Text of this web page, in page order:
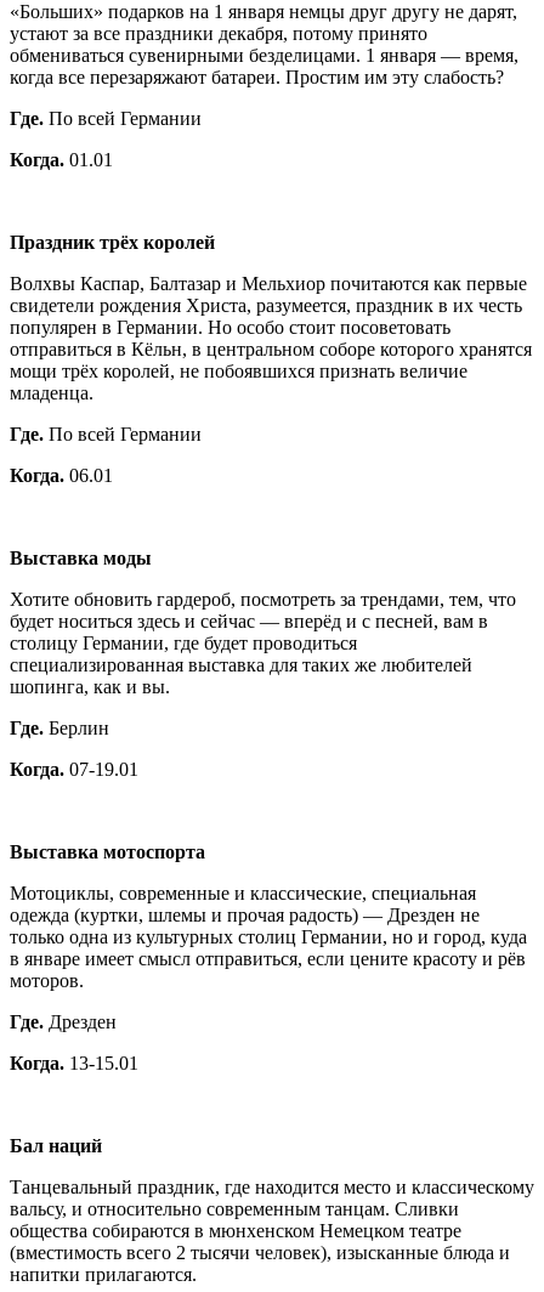
«Больших» подарков на 1 января немцы друг другу не дарят,
устают за все праздники декабря, потому принято
обмениваться сувенирными безделицами. 1 января — время,
когда все перезаряжают батареи. Простим им эту слабость?
Где. По всей Германии
Когда. 01.01
Праздник трёх королей
Волхвы Каспар, Балтазар и Мельхиор почитаются как первые
свидетели рождения Христа, разумеется, праздник в их честь
популярен в Германии. Но особо стоит посоветовать
отправиться в Кёльн, в центральном соборе которого хранятся
мощи трёх королей, не побоявшихся признать величие
младенца.
Где. По всей Германии
Когда. 06.01
Выставка моды
Хотите обновить гардероб, посмотреть за трендами, тем, что
будет носиться здесь и сейчас — вперёд и с песней, вам в
столицу Германии, где будет проводиться
специализированная выставка для таких же любителей
шопинга, как и вы.
Где. Берлин
Когда. 07-19.01
Выставка мотоспорта
Мотоциклы, современные и классические, специальная
одежда (куртки, шлемы и прочая радость) — Дрезден не
только одна из культурных столиц Германии, но и город, куда
в январе имеет смысл отправиться, если цените красоту и рёв
моторов.
Где. Дрезден
Когда. 13-15.01
Бал наций
Танцевальный праздник, где находится место и классическому
вальсу, и относительно современным танцам. Сливки
общества собираются в мюнхенском Немецком театре
(вместимость всего 2 тысячи человек), изысканные блюда и
напитки прилагаются.